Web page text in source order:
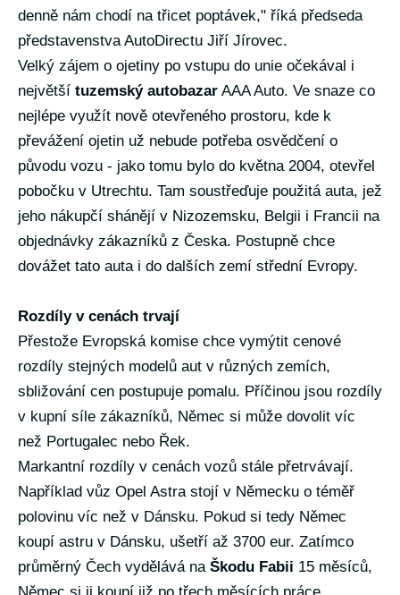
denně nám chodí na třicet poptávek," říká předseda
představenstva AutoDirectu Jiří Jírovec.
Velký zájem o ojetiny po vstupu do unie očekával i
největší tuzemský autobazar AAA Auto. Ve snaze co
nejlépe využít nově otevřeného prostoru, kde k
převážení ojetin už nebude potřeba osvědčení o
původu vozu - jako tomu bylo do května 2004, otevřel
pobočku v Utrechtu. Tam soustřeďuje použitá auta, jež
jeho nákupčí shánějí v Nizozemsku, Belgii i Francii na
objednávky zákazníků z Česka. Postupně chce
dovážet tato auta i do dalších zemí střední Evropy.
Rozdíly v cenách trvají
Přestože Evropská komise chce vymýtit cenové
rozdíly stejných modelů aut v různých zemích,
sbližování cen postupuje pomalu. Příčinou jsou rozdíly
v kupní síle zákazníků, Němec si může dovolit víc
než Portugalec nebo Řek.
Markantní rozdíly v cenách vozů stále přetrvávají.
Například vůz Opel Astra stojí v Německu o téměř
polovinu víc než v Dánsku. Pokud si tedy Němec
koupí astru v Dánsku, ušetří až 3700 eur. Zatímco
průměrný Čech vydělává na Škodu Fabii 15 měsíců,